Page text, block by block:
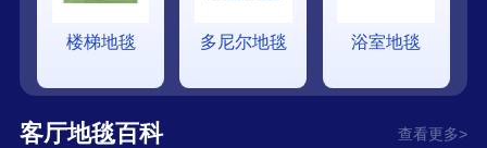
楼梯地毯 多尼尔地毯 浴室地毯
客厅地毯百科 查看更多>